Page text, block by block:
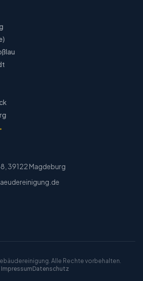
39122 Magdeburg
Alle Rechte vorbehalten.
ImpressumDatenschutz